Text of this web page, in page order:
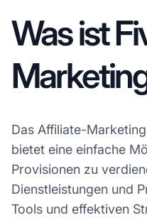
Was ist
Das Affiliate-
bietet eine einfache
Provisionen zu
Dienstleistungen und
Tools und effektiven